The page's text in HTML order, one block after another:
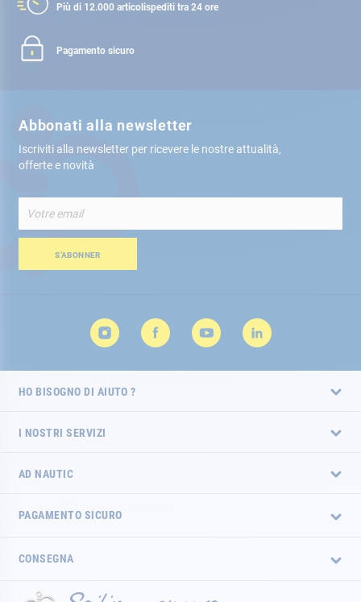
Più di 12.000 articolispediti tra 24 ore
Pagamento sicuro
Abbonati alla newsletter
Iscriviti alla newsletter per ricevere le nostre attualità,
offerte e novità
alla
nostra
Newsletter:S’ABONNER
HO BISOGNO DI AIUTO ?
I NOSTRI SERVIZI
AD NAUTIC
PAGAMENTO SICURO
CONSEGNA